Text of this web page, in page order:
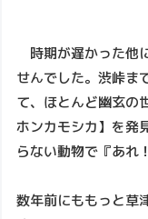
時期が遅かった他
せんでした。渋峠ま
て、ほとんど幽玄の
ホンカモシカ】を発
らない動物で『あれ
数年前にももっと草